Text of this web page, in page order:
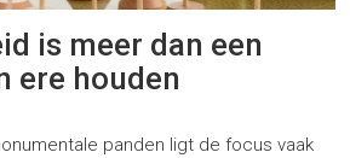
is meer dan een
ere houden
panden ligt de focus vaak